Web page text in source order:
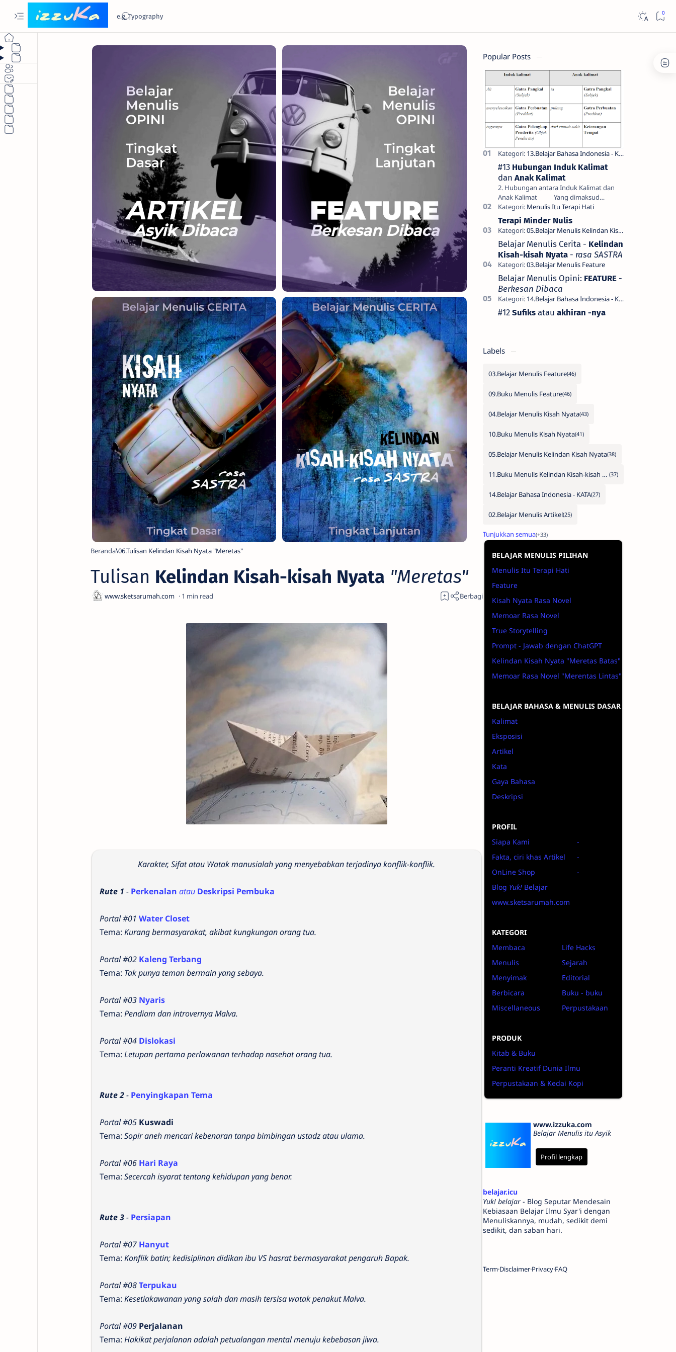
Beranda 06.Tulisan Kelindan Kisah Nyata "Meretas"
Tulisan Kelindan Kisah-kisah Nyata "Meretas"
1
Karakter, Sifat atau Watak manusialah yang menyebabkan terjadinya konflik-konflik.
Rute 1 - Perkenalan atau Deskripsi Pembuka
Portal #01 Water Closet
Tema: Kurang bermasyarakat, akibat kungkungan orang tua.
Portal #02 Kaleng Terbang
Tema: Tak punya teman bermain yang sebaya.
Portal #03 Nyaris
Tema: Pendiam dan introvernya Malva.
Portal #04 Dislokasi
Tema: Letupan pertama perlawanan terhadap nasehat orang tua.
Rute 2- Penyingkapan Tema
Portal #05 Kuswadi
Tema: Sopir aneh mencari kebenaran tanpa bimbingan ustadz atau ulama.
Portal #06 Hari Raya
Tema: Secercah isyarat tentang kehidupan yang benar.
Rute 3- Persiapan
Portal #07 Hanyut
Tema: Konflik batin; kedisiplinan didikan ibu VS hasrat bermasyarakat pengaruh Bapak.
Portal #08Terpukau
Tema: Kesetiakawanan yang salah dan masih tersisa watak penakut Malva.
Portal #09 Perjalanan
Tema: Hakikat perjalanan adalah petualangan mental menuju kebebasan jiwa.
Popular Posts
#13 Hubungan Induk Kalimat
dan Anak Kalimat
2. Hubungan antara Induk Kalimat dan
Anak Kalimat Yang dimaksud
dengan hubungan antara induk kalimat
dan anak kalimat di sini bukan hubung…
Terapi Minder Nulis
Belajar Menulis Cerita - Kelindan
Kisah-kisah Nyata- rasa SASTRA
Belajar Menulis Opini: FEATURE-
Berkesan Dibaca
#12 Sufiksatau akhiran -nya
Labels
03.Belajar Menulis Feature
09.Buku Menulis Feature
04.Belajar Menulis Kisah Nyata
10.Buku Menulis Kisah Nyata
05.Belajar Menulis Kelindan Kisah Nyata
11.Buku Menulis Kelindan Kisah-kisah Nyata
14.Belajar Bahasa Indonesia - KATA
02.Belajar Menulis Artikel
BELAJAR MENULIS PILIHAN
Menulis Itu Terapi Hati
Feature
Kisah Nyata Rasa Novel
Memoar Rasa Novel
True Storytelling
Prompt - Jawab dengan ChatGPT
Kelindan Kisah Nyata "Meretas Batas"
Memoar Rasa Novel "Merentas Lintas"
BELAJAR BAHASA & MENULIS DASAR
Kalimat
Eksposisi
Artikel
Kata
Gaya Bahasa
Deskripsi
PROFIL
Siapa Kami
Fakta, ciri khas Artikel
OnLine Shop
Blog Yuk! Belajar
www.sketsarumah.com
-
-
-
KATEGORI
Membaca
Menulis
Menyimak
Berbicara
Miscellaneous
Life Hacks
Sejarah
Editorial
Buku - buku
Perpustakaan
PRODUK
Kitab & Buku
Peranti Kreatif Dunia Ilmu
Perpustakaan & Kedai Kopi
www.izzuka.com
Belajar Menulis itu Asyik
Profil lengkap
belajar.icu
Yuk! belajar- Blog Seputar Mendesain
Kebiasaan Belajar Ilmu Syar'i dengan
Menuliskannya, mudah, sedikit demi
sedikit, dan saban hari.
TermDisclaimerPrivacyFAQ